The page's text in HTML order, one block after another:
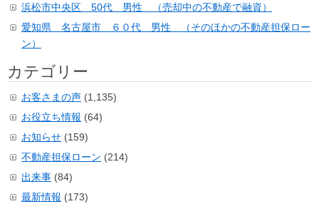
浜松市中央区 50代 男性 （売却中の不動産で融資）
愛知県 名古屋市 ６０代 男性 （そのほかの不動産担保ロー
ン）
カテゴリー
お客さまの声 (1,135)
お役立ち情報 (64)
お知らせ (159)
不動産担保ローン (214)
出来事 (84)
最新情報 (173)